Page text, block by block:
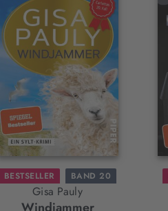
BESTSELLER BAND 20
Gisa Pauly